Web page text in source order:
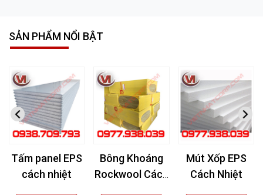
SẢN PHẨM NỔI BẬT
Tấm panel EPS
cách nhiệt
Bông Khoáng
Rockwool Cách
Mút Xốp EPS
Cách Nhiệt